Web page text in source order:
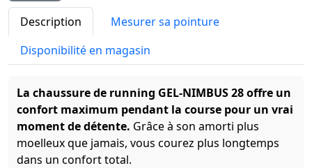
Description
Mesurer sa pointure
Disponibilité en magasin
La chaussure de running GEL-NIMBUS28 offre un
confort maximum pendant la course pour un vrai
moment de détente. Grâce à son amorti plus
moelleux que jamais, vous courez plus longtemps
dans un confort total.